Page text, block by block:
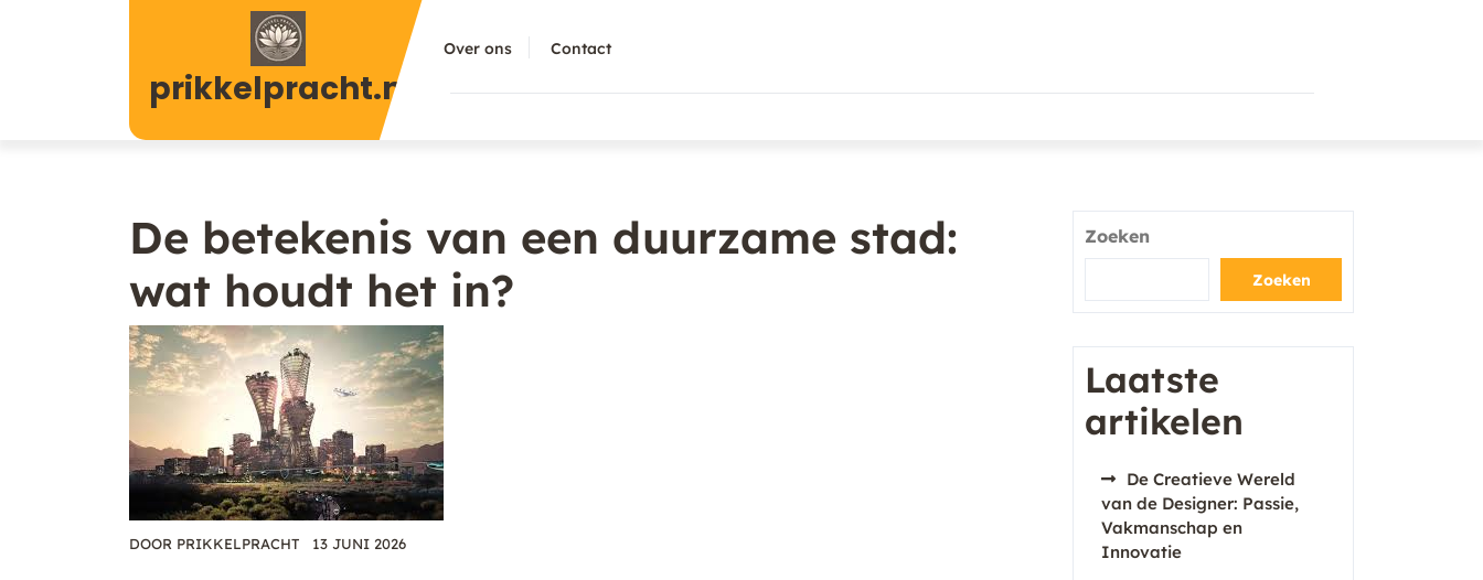
prikkelpracht.nl
Over ons Contact
De betekenis van een duurzame stad:
wat houdt het in?
DOOR PRIKKELPRACHT 13 JUNI 2026
Zoeken
Zoeken
Laatste
artikelen
De Creatieve Wereld
van de Designer: Passie,
Vakmanschap en
Innovatie